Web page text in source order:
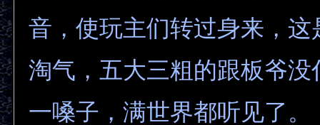
音，使玩主们转过身来，这
淘气，五大三粗的跟板爷没
一嗓子，满世界都听见了。